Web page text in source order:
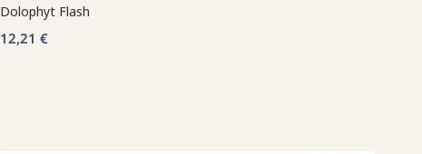
Dolophyt Flash
12,21 €